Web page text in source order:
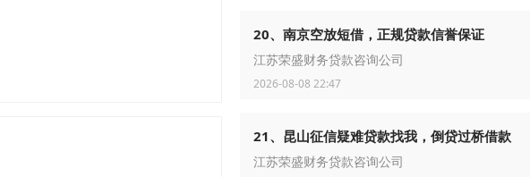
20、南京空放短借，正规贷款信誉保证
江苏荣盛财务贷款咨询公司
2026-08-08 22:47
21、昆山征信疑难贷款找我，倒贷过桥借款
江苏荣盛财务贷款咨询公司